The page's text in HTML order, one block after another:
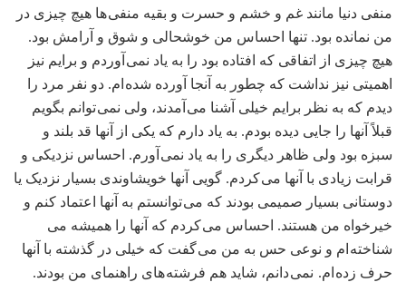
منفی دنیا مانند غم و خشم و حسرت و بقیه منفی ها هیچ چیزی در
من نمانده بود. تنها احساس من خوشحالی و شوق و آرامش بود.
هیچ چیزی از اتفاقی که افتاده بود را به یاد نمی آوردم و برایم نیز
اهمیتی نیز نداشت که چطور به آنجا آورده شده ام. دو نفر مرد را
دیدم که به نظر برایم خیلی آشنا می آمدند، ولی نمی توانم بگویم
قبلاً آنها را جایی دیده بودم. به یاد دارم که یکی از آنها قد بلند و
سبزه بود ولی ظاهر دیگری را به یاد نمی آورم. احساس نزدیکی و
قرابت زیادی با آنها می کردم. گویی آنها خویشاوندی بسیار نزدیک یا
دوستانی بسیار صمیمی بودند که می توانستم به آنها اعتماد کنم و
خیرخواه من هستند. احساس می کردم که آنها را همیشه می
شناخته ام و نوعی حس به من می گفت که خیلی در گذشته با آنها
حرف زده ام. نمی دانم، شاید هم فرشته های راهنمای من بودند.